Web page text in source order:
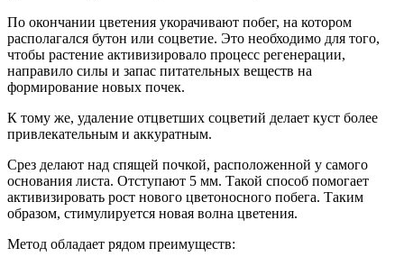
По окончании цветения укорачивают побег, на котором
располагался бутон или соцветие. Это необходимо для того,
чтобы растение активизировало процесс регенерации,
направило силы и запас питательных веществ на
формирование новых почек.
К тому же, удаление отцветших соцветий делает куст более
привлекательным и аккуратным.
Срез делают над спящей почкой, расположенной у самого
основания листа. Отступают 5 мм. Такой способ помогает
активизировать рост нового цветоносного побега. Таким
образом, стимулируется новая волна цветения.
Метод обладает рядом преимуществ: